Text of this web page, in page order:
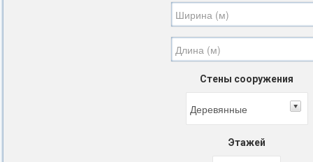
Стены сооружения
Этажей